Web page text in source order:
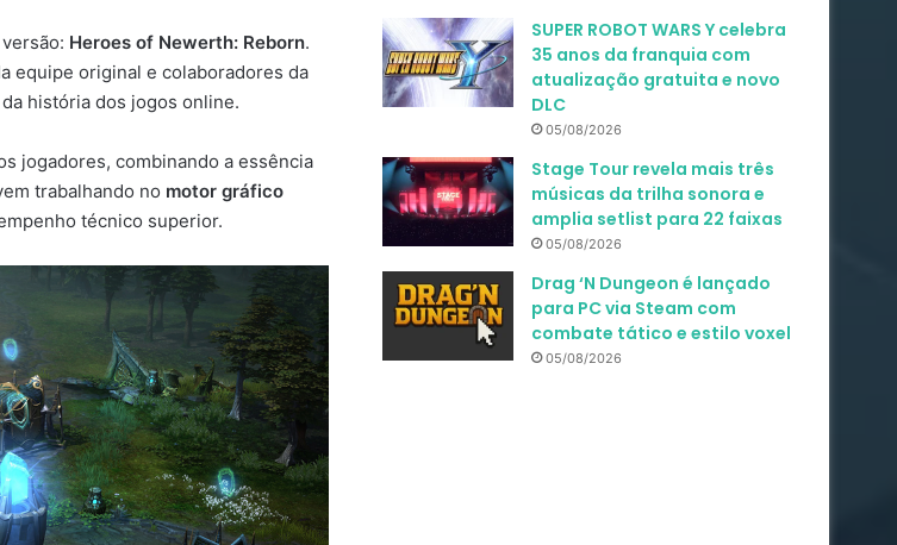
Heroes of Newerth: Reborn.
equipe original e colaboradores da
história dos jogos online.
jogadores, combinando a essência
trabalhando no motor gráfico
técnico superior.
SUPER ROBOT WARS Y celebra
35 anos da franquia com
atualização gratuita e novo
DLC
05/08/2026
Stage Tour revela mais três
músicas da trilha sonora e
amplia setlist para 22 faixas
05/08/2026
Drag ‘N Dungeon é lançado
para PC via Steam com
combate tático e estilo voxel
05/08/2026